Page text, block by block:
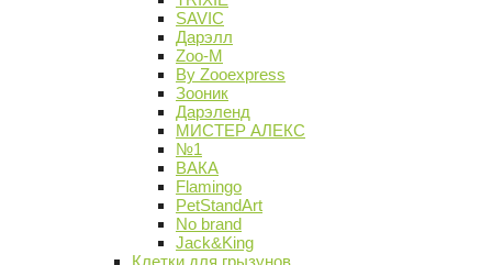
SAVIC
Дарэлл
Zoo-M
By Zooexpress
Зооник
Дарэленд
МИСТЕР АЛЕКС
№1
ВАКА
Flamingo
PetStandArt
No brand
Jack&King
Клетки для грызунов